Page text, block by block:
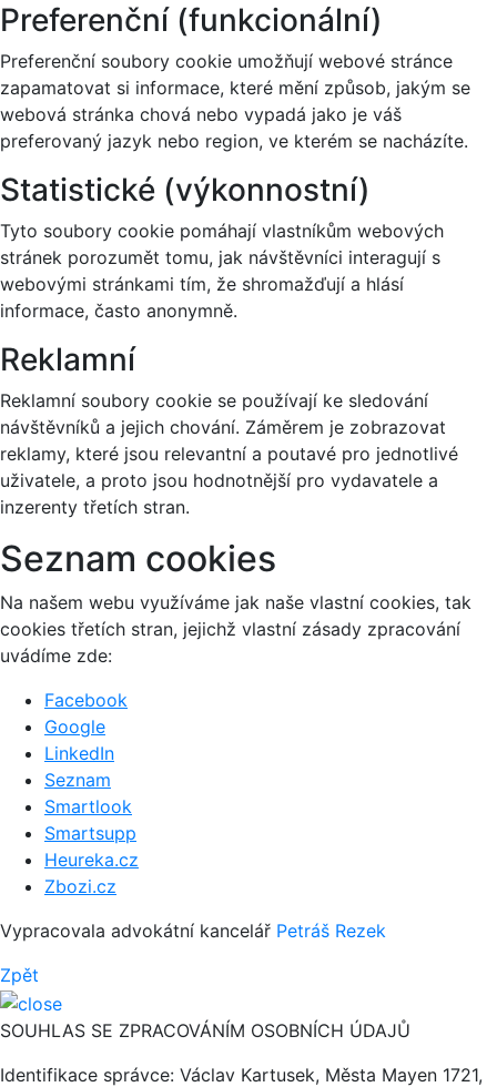
Preferenční (funkcionální)
Preferenční soubory cookie umožňují webové stránce
zapamatovat si informace, které mění způsob, jakým se
webová stránka chová nebo vypadá jako je váš
preferovaný jazyk nebo region, ve kterém se nacházíte.
Statistické (výkonnostní)
Tyto soubory cookie pomáhají vlastníkům webových
stránek porozumět tomu, jak návštěvníci interagují s
webovými stránkami tím, že shromažďují a hlásí
informace, často anonymně.
Reklamní
Reklamní soubory cookie se používají ke sledování
návštěvníků a jejich chování. Záměrem je zobrazovat
reklamy, které jsou relevantní a poutavé pro jednotlivé
uživatele, a proto jsou hodnotnější pro vydavatele a
inzerenty třetích stran.
Seznam cookies
Na našem webu využíváme jak naše vlastní cookies, tak
cookies třetích stran, jejichž vlastní zásady zpracování
uvádíme zde:
Facebook
Google
LinkedIn
Seznam
Smartlook
Smartsupp
Heureka.cz
Zbozi.cz
Vypracovala advokátní kancelář Petráš Rezek
Zpět
SOUHLAS SE ZPRACOVÁNÍM OSOBNÍCH ÚDAJŮ
Identifikace správce: Václav Kartusek, Města Mayen 1721,